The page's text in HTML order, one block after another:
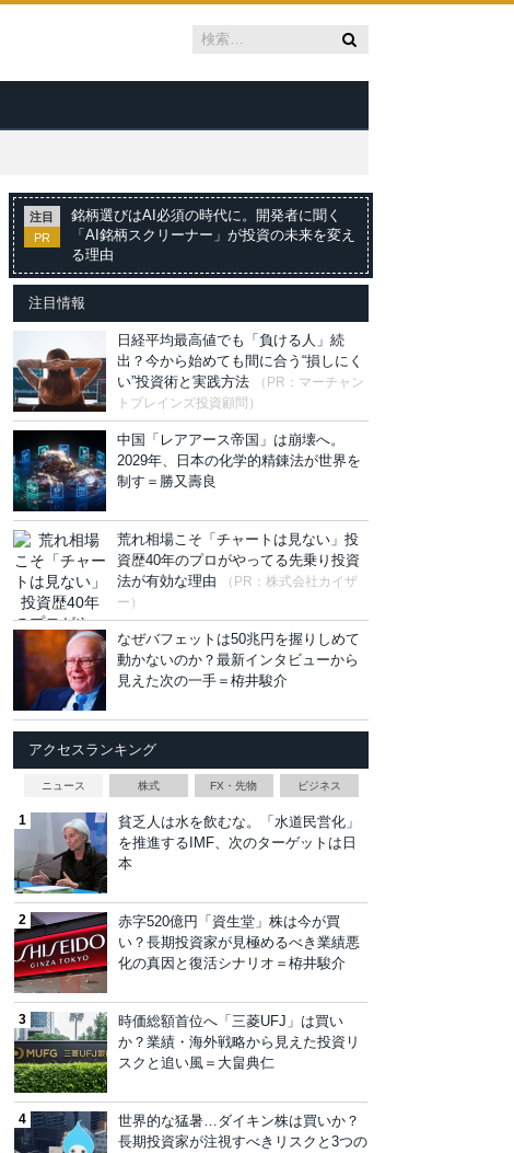
注目
PR
銘柄選びはAI必須の時代に。開発者に聞く
「AI銘柄スクリーナー」が投資の未来を変え
る理由
注目情報
日経平均最高値でも「負ける人」続
出？今から始めても間に合う“損しにく
い”投資術と実践方法
（PR：マーチャン
トブレインズ投資顧問）
中国「レアアース帝国」は崩壊へ。
2029年、日本の化学的精錬法が世界を
制す＝勝又壽良
荒れ相場こそ「チャートは見ない」投
資歴40年のプロがやってる先乗り投資
法が有効な理由
（PR：株式会社カイザ
ー）
なぜバフェットは50兆円を握りしめて
動かないのか？最新インタビューから
見えた次の一手＝栫井駿介
アクセスランキング
ニュース 株式 FX・先物 ビジネス
貧乏人は水を飲むな。「水道民営化」
を推進するIMF、次のターゲットは日
本
赤字520億円「資生堂」株は今が買
い？長期投資家が見極めるべき業績悪
化の真因と復活シナリオ＝栫井駿介
時価総額首位へ「三菱UFJ」は買い
か？業績・海外戦略から見えた投資リ
スクと追い風＝大畠典仁
世界的な猛暑…ダイキン株は買いか？
長期投資家が注視すべきリスクと3つの